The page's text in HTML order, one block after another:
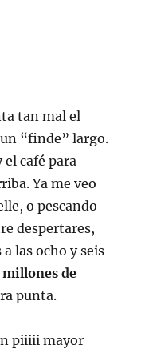
tan mal el
“finde” largo.
el café para
Ya me veo
o pescando
despertares,
las ocho y seis
de
punta.
piiiii mayor